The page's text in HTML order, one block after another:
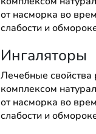
от насморка во
слабости и
Ингаляторы
Лечебные свойства
комплексом
от насморка во
слабости и